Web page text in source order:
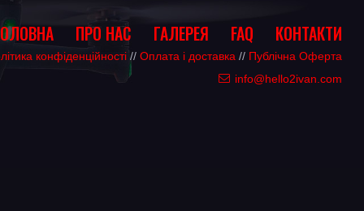
ПРО НАС ГАЛЕРЕЯ FAQ КОНТАКТИ
конфіденційності // Оплата і доставка // Публічна Оферта
info@hello2ivan.com